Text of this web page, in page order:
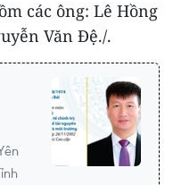
các ông: Lê Hồng
Văn Đệ./.